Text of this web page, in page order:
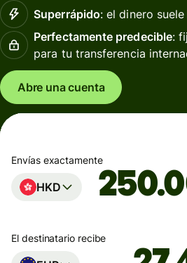
Superrápido: el dinero
Perfectamente predecible:
para tu transferencia
Abre una cuenta
Envías exactamente
HKD
El destinatario recibe